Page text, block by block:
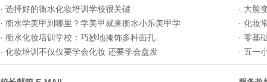
· 选择好的衡水化妆培训学校很关键 · 大脸
· 衡水学美甲到哪里？学美甲就来衡水小乐美甲学 · 化妆
· 衡水化妆培训学校：巧妙地掩饰多种面孔 · 零基
· 化妆培训不仅仅要学会化妆 还要学会盘发 · 五一